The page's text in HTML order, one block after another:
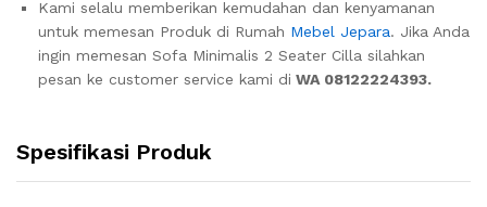
Kami selalu memberikan kemudahan dan kenyamanan
untuk memesan Produk di Rumah Mebel Jepara. Jika Anda
ingin memesan Sofa Minimalis 2 Seater Cilla silahkan
pesan ke customer service kami di WA 08122224393.
Spesifikasi Produk